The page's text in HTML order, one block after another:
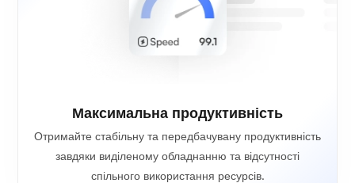
Максимальна продуктивність
Отримайте стабільну та передбачувану продуктивність
завдяки виділеному обладнанню та відсутності
спільного використання ресурсів.